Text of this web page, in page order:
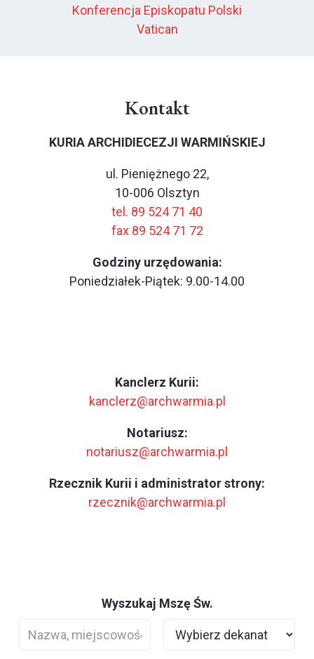
Konferencja Episkopatu Polski
Vatican
Kontakt
KURIA ARCHIDIECEZJI WARMIŃSKIEJ
ul. Pieniężnego 22,
10-006 Olsztyn
tel. 89 524 71 40
fax 89 524 71 72
Godziny urzędowania:
Poniedziałek-Piątek: 9.00-14.00
Kanclerz Kurii:
kanclerz@archwarmia.pl
Notariusz:
notariusz@archwarmia.pl
Rzecznik Kurii i administrator strony:
rzecznik@archwarmia.pl
Wyszukaj Mszę Św.